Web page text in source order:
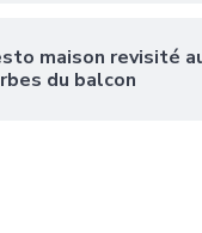
maison revisité
du balcon